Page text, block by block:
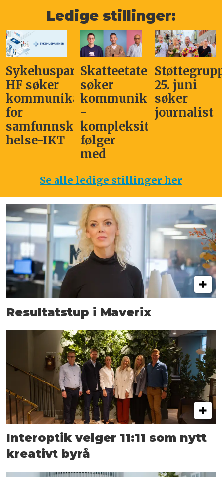
Ledige stillinger:
Sykehuspartner
HF søker
kommunikasjonssjef
for
samfunnskritisk
helse-IKT
Skatteetaten
søker
kommunikasjonsleder
-
kompleksitet
følger
med
25. juni
søker
journalist
Se alle ledige stillinger her
Resultatstup i Maverix
Interoptik velger 11:11 som nytt
kreativt byrå